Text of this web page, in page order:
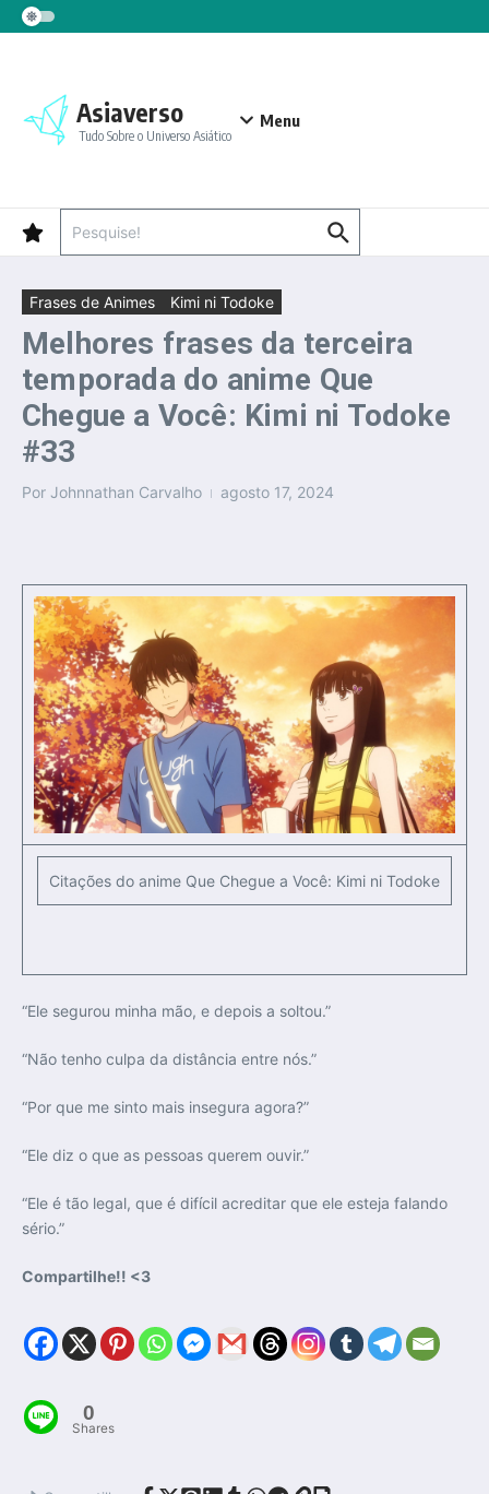
Ir para o conteúdo
Asiaverso
Tudo Sobre o Universo Asiático
Menu
Frases de Animes Kimi ni Todoke
Melhores frases da terceira
temporada do anime Que
Chegue a Você: Kimi ni Todoke
#33
Por Johnnathan Carvalho agosto 17, 2024
Citações do anime Que Chegue a Você: Kimi ni Todoke
“Ele segurou minha mão, e depois a soltou.”
“Não tenho culpa da distância entre nós.”
“Por que me sinto mais insegura agora?”
“Ele diz o que as pessoas querem ouvir.”
“Ele é tão legal, que é difícil acreditar que ele esteja falando
sério.”
Compartilhe!! <3
0
Shares